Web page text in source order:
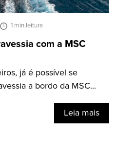
1 min leitura
com a MSC
já é possível se
a bordo da MSC...
Leia mais